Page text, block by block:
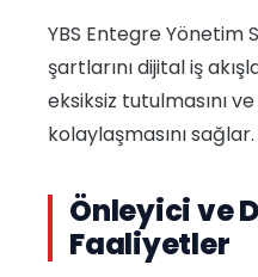
YBS Entegre Yönetim
şartlarını dijital iş
eksiksiz tutulmasını
kolaylaşmasını sağlar.
Önleyici ve
Faaliyetler